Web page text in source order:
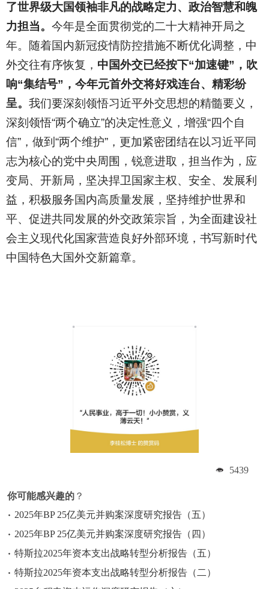
了世界级大国领袖非凡的战略定力、政治智慧和魄
力担当。 今年是全面贯彻党的二十大精神开局之
年。随着国内新冠疫情防控措施不断优化调整，中
外交往有序恢复， 中国外交已经按下“加速键”，吹
响“集结号”，今年元首外交将好戏连台、精彩纷
呈。 我们要深刻领悟习近平外交思想的精髓要义，
深刻领悟“两个确立”的决定性意义，增强“四个自
信”，做到“两个维护”，更加紧密团结在以习近平同
志为核心的党中央周围，锐意进取，担当作为，应
变局、开新局，坚决捍卫国家主权、安全、发展利
益，积极服务国内高质量发展，坚持维护世界和
平、促进共同发展的外交政策宗旨，为全面建设社
会主义现代化国家营造良好外部环境，书写新时代
中国特色大国外交新篇章。
5439
你可能感兴趣的 ？
2025年BP 25亿美元并购案深度研究报告（五）
2025年BP 25亿美元并购案深度研究报告（四）
特斯拉2025年资本支出战略转型分析报告（五）
特斯拉2025年资本支出战略转型分析报告（二）